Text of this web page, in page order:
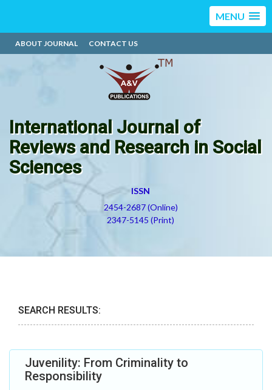
MENU
ABOUT JOURNAL CONTACT US
International Journal of
Reviews and Research in Social
Sciences
ISSN
2454-2687 (Online)
2347-5145 (Print)
SEARCH RESULTS:
Juvenility: From Criminality to
Responsibility